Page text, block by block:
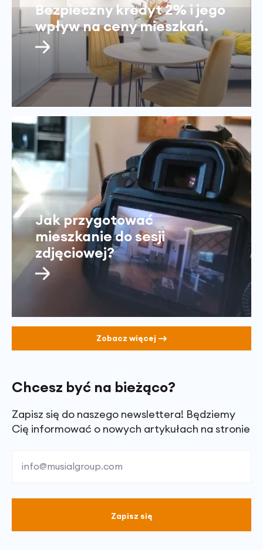
Bezpieczny kredyt 2% i jego
wpływ na ceny mieszkań.
Jak przygotować
mieszkanie do sesji
zdjęciowej?
Zobacz więcej
Chcesz być na bieżąco?
Zapisz się do naszego newslettera! Będziemy
Cię informować o nowych artykułach na stronie